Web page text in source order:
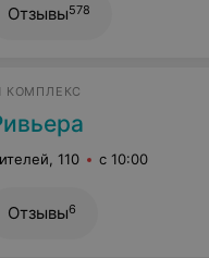
Отзывы578
КОМПЛЕКС
110 с 10:00
Отзывы6